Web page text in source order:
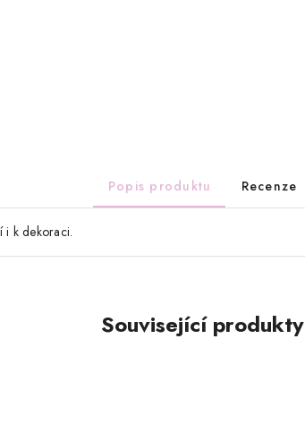
Popis produktu Recenze
i k dekoraci.
Související produkty